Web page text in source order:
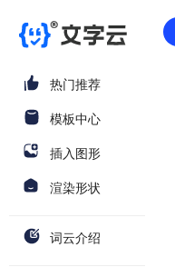
热门推荐
模板中心
插入图形
渲染形状
词云介绍